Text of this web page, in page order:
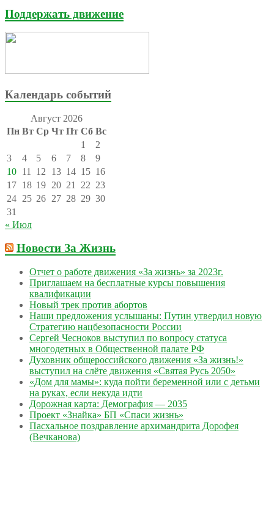
Поддержать движение
Календарь событий
Август 2026
Пн Вт Ср Чт Пт Сб Вс
1
2
3
4 5 6 7 8
9
10 11 12 13 14 15 16
17 18 19 20 21 22 23
24 25 26 27 28 29 30
31
« Июл
Новости За Жизнь
Отчет о работе движения «За жизнь» за 2023г.
Приглашаем на бесплатные курсы повышения
квалификации
Новый трек против абортов
Наши предложения услышаны: Путин утвердил новую
Стратегию нацбезопасности России
Сергей Чесноков выступил по вопросу статуса
многодетных в Общественной палате РФ
Духовник общероссийского движения «За жизнь!»
выступил на слёте движения «Святая Русь 2050»
«Дом для мамы»: куда пойти беременной или с детьми
на руках, если некуда идти
Дорожная карта: Демография — 2035
Проект «Знайка» БП «Спаси жизнь»
Пасхальное поздравление архимандрита Дорофея
(Вечканова)